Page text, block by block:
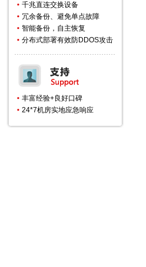
千兆直连交换设备
冗余备份、避免单点故障
智能备份，自主恢复
分布式部署有效防DDOS攻击
丰富经验+良好口碑
24*7机房实地应急响应